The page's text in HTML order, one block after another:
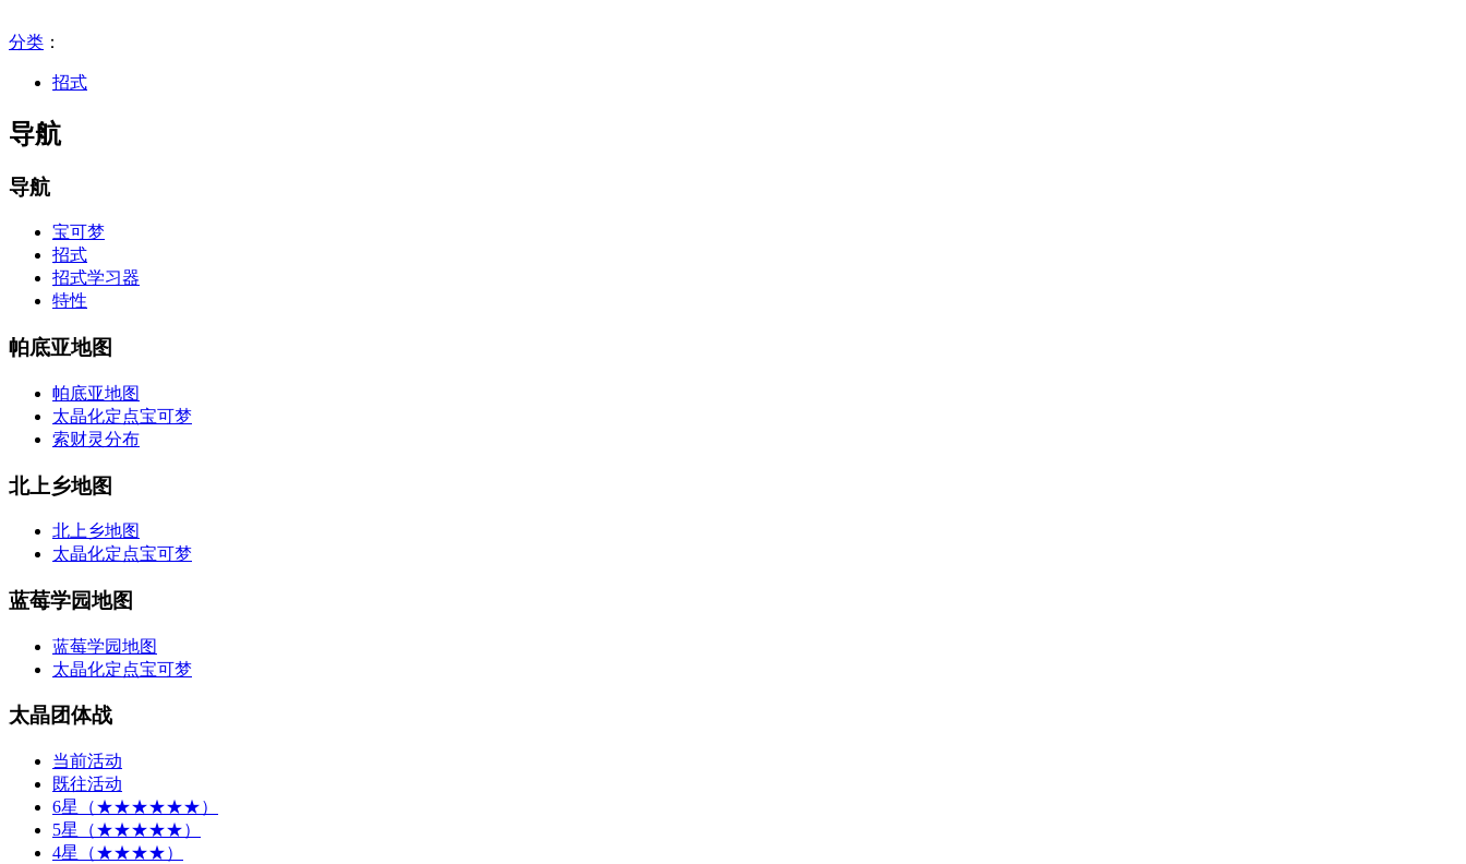
分类 ：​
招式
导航
导航
宝可梦
招式
招式学习器
特性
帕底亚地图
帕底亚地图
太晶化定点宝可梦
索财灵分布
北上乡地图
北上乡地图
太晶化定点宝可梦
蓝莓学园地图
蓝莓学园地图
太晶化定点宝可梦
太晶团体战
当前活动
既往活动
6星（★★★★★★）
5星（★★★★★）
4星（★★★★）